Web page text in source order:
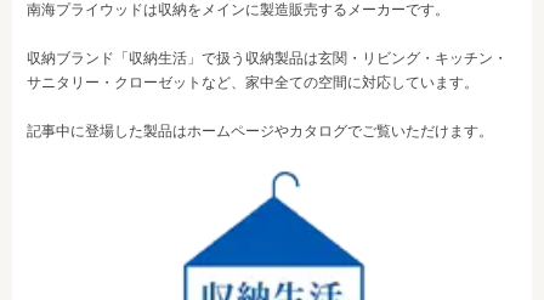
南海プライウッドは収納をメインに製造販売するメーカーです。
収納ブランド「収納生活」で扱う収納製品は玄関・リビング・キッチン・
サニタリー・クローゼットなど、家中全ての空間に対応しています。
記事中に登場した製品はホームページやカタログでご覧いただけます。